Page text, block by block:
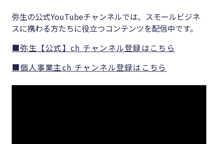
弥生の公式YouTubeチャンネルでは、スモールビジネ
スに携わる方たちに役立つコンテンツを配信中です。
■弥生【公式】ch チャンネル登録はこちら
■個人事業主ch チャンネル登録はこちら